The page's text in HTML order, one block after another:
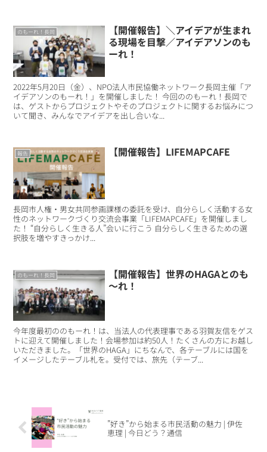
のもーれ！長岡
【開催報告】＼アイデアが生まれ
る現場を目撃／アイデアソンのも
ーれ！
2022年5月20日（金）、NPO法人市民協働ネットワーク長岡主催「ア
イデアソンのもーれ！」を開催しました！ 今回ののもーれ！長岡で
は、ゲストからプロジェクトやそのプロジェクトに関するお悩みにつ
いて聞き、みんなでアイデアを出し合いな...
報告 【開催報告】LIFEMAPCAFE
長岡市人権・男女共同参画課様の委託を受け、自分らしく活動する女
性のネットワークづくり交流会事業「LIFEMAPCAFE」を開催しまし
た！ “自分らしく生きる人”会いに行こう 自分らしく生きるための選
択肢を増やすきっかけ...
のもーれ！長岡
【開催報告】世界のHAGAとのも
～れ！
今年度最初ののもーれ！は、当法人の代表理事である羽賀友信をゲス
トに迎えて開催しました！会場参加は約50人！たくさんの方にお越し
いただきました。「世界のHAGA」にちなんで、各テーブルには国を
イメージしたテーブル札を。受付では、旅先（テーブ...
”好き”から始まる市民活動の魅力 | 伊佐
恵理 | 今日どう？通信